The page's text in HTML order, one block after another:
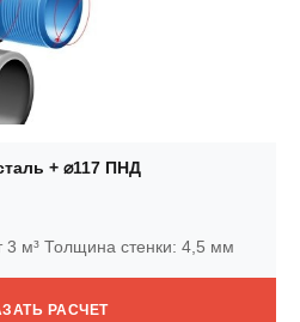
+ ⌀117 ПНД
3 м³ Толщина стенки: 4,5 мм
РАСЧЕТ